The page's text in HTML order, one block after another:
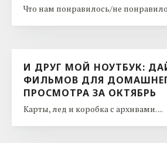
Что нам понравилось/не
И ДРУГ МОЙ НОУТБУК:
ФИЛЬМОВ ДЛЯ
ПРОСМОТРА ЗА ОКТЯБРЬ
Карты, лед и коробка с архивами. ...